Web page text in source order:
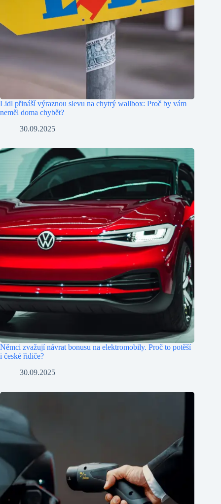
Lidl přináší výraznou slevu na chytrý wallbox: Proč by vám
neměl doma chybět?
30.09.2025
Němci zvažují návrat bonusu na elektromobily. Proč to potěší
i české řidiče?
30.09.2025